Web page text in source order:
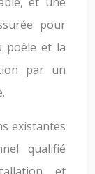
pour
poêle et la
par un
existantes
qualifié